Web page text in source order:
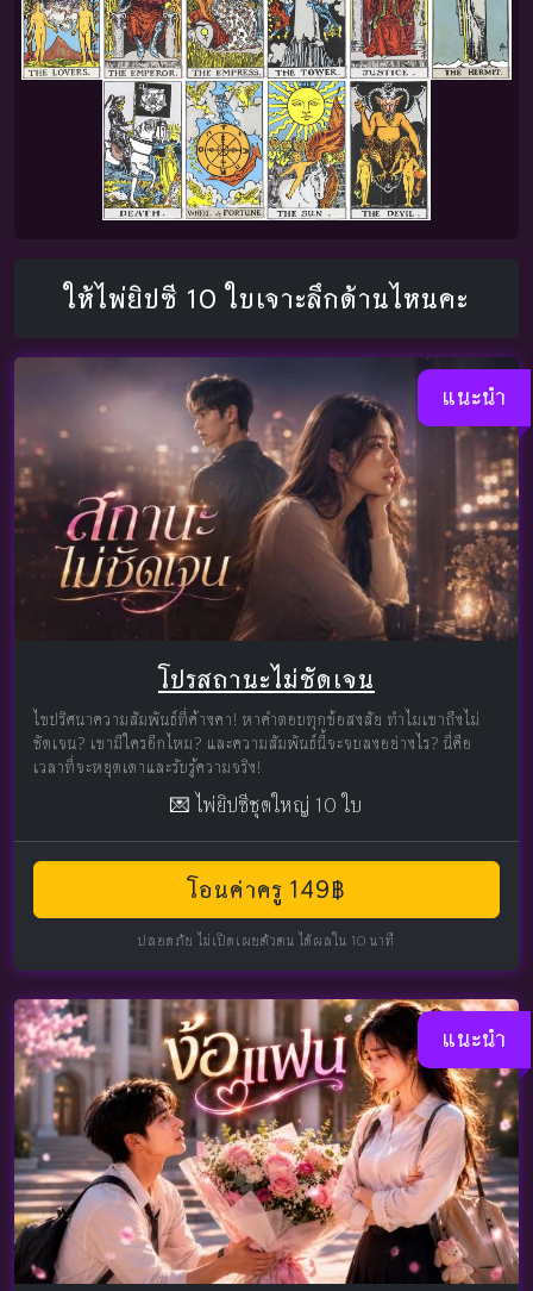
ให้ไพ่ยิปซี 10 ใบเจาะลึกด้านไหนคะ
แนะนำ
โปรสถานะไม่ชัดเจน
ไขปริศนาความสัมพันธ์ที่ค้างคา! หาคำตอบทุกข้อสงสัย ทำไมเขาถึงไม่
ชัดเจน? เขามีใครอีกไหม? และความสัมพันธ์นี้จะจบลงอย่างไร? นี่คือ
เวลาที่จะหยุดเดาและรับรู้ความจริง!
💌 ไพ่ยิปซีชุดใหญ่ 10 ใบ
โอนค่าครู 149฿
ปลอดภัย ไม่เปิดเผยตัวตน ได้ผลใน 10 นาที
แนะนำ